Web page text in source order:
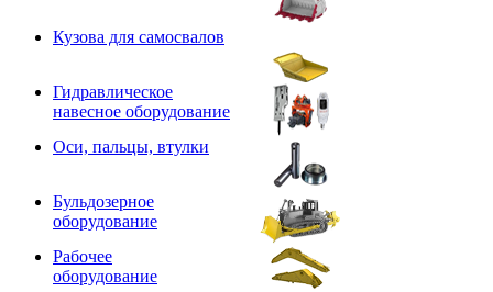
Кузова для самосвалов
Гидравлическое
навесное оборудование
Оси, пальцы, втулки
Бульдозерное
оборудование
Рабочее
оборудование